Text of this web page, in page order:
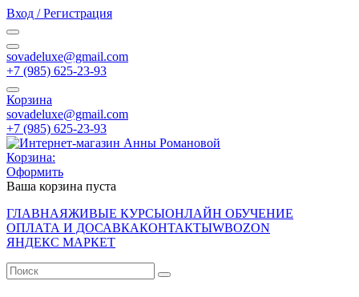
Вход / Регистрация
sovadeluxe@gmail.com
‭+7 (985) 625-23-93‬
Корзина
sovadeluxe@gmail.com
‭+7 (985) 625-23-93‬
Корзина:
Оформить
Ваша корзина пуста
ГЛАВНАЯЖИВЫЕ КУРСЫОНЛАЙН ОБУЧЕНИЕ
ОПЛАТА И ДОСАВКАКОНТАКТЫWBOZON
ЯНДЕКС МАРКЕТ